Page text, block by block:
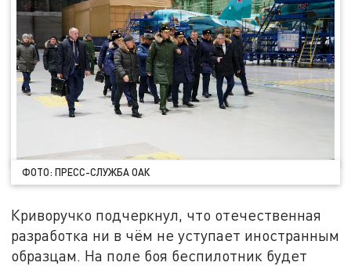
ФОТО: ПРЕСС-СЛУЖБА ОАК
Криворучко подчеркнул, что отечественная
разработка ни в чём не уступает иностранным
образцам. На поле боя беспилотник будет